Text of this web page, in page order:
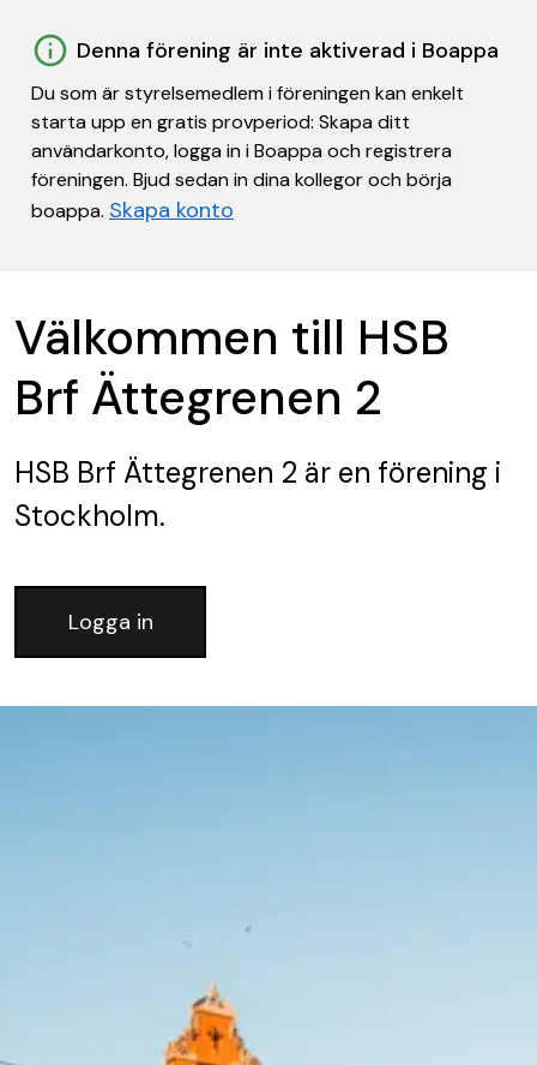
Denna förening är inte aktiverad i Boappa
Du som är styrelsemedlem i föreningen kan enkelt
starta upp en gratis provperiod: Skapa ditt
användarkonto, logga in i Boappa och registrera
föreningen. Bjud sedan in dina kollegor och börja
boappa. Skapa konto
Välkommen till HSB
Brf Ättegrenen 2
HSB Brf Ättegrenen 2 är en förening i
Stockholm.
Logga in